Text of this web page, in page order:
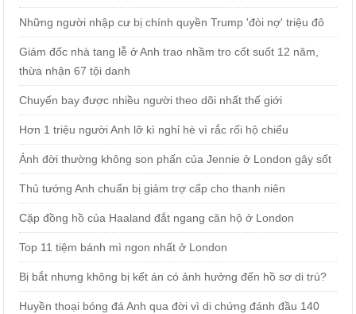
Những người nhập cư bị chính quyền Trump 'đòi nợ' triệu đô
Giám đốc nhà tang lễ ở Anh trao nhầm tro cốt suốt 12 năm,
thừa nhận 67 tội danh
Chuyến bay được nhiều người theo dõi nhất thế giới
Hơn 1 triệu người Anh lỡ kì nghỉ hè vì rắc rối hộ chiếu
Ảnh đời thường không son phấn của Jennie ở London gây sốt
Thủ tướng Anh chuẩn bị giảm trợ cấp cho thanh niên
Cặp đồng hồ của Haaland đắt ngang căn hộ ở London
Top 11 tiệm bánh mì ngon nhất ở London
Bị bắt nhưng không bị kết án có ảnh hưởng đến hồ sơ di trú?
Huyền thoại bóng đá Anh qua đời vì di chứng đánh đầu 140